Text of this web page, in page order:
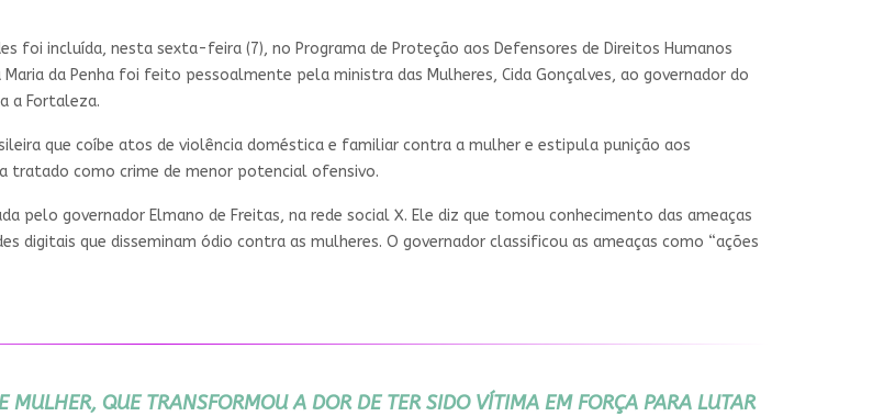
foi incluída, nesta sexta-feira (7), no Programa de Proteção aos Defensores de Direitos Humanos
Maria da Penha foi feito pessoalmente pela ministra das Mulheres, Cida Gonçalves, ao governador do
a Fortaleza.
que coíbe atos de violência doméstica e familiar contra a mulher e estipula punição aos
tratado como crime de menor potencial ofensivo.
pelo governador Elmano de Freitas, na rede social X. Ele diz que tomou conhecimento das ameaças
digitais que disseminam ódio contra as mulheres. O governador classificou as ameaças como “ações
QUE TRANSFORMOU A DOR DE TER SIDO VÍTIMA EM FORÇA PARA LUTAR